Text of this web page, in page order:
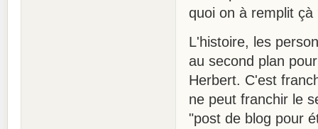
quoi on à remplit
L'histoire, les
au second plan
Herbert. C'est
ne peut franchir le
"post de blog pour